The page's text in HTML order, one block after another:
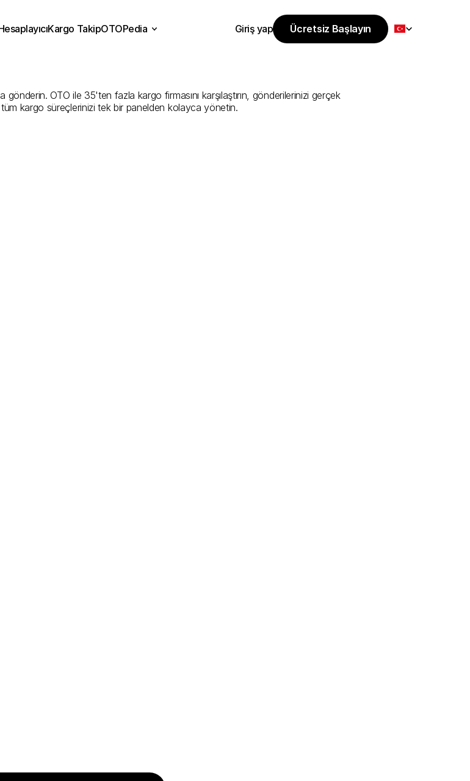
Enİyi
OTO ile 35'ten fazla kargo firmasını karşılaştırın, gönderilerinizi gerçek
kargo süreçlerinizi tek bir panelden kolayca yönetin.
Kargo TakipOTOPedia
Giriş yap
Ücretsiz Başlayın
Ücretsiz Başlayın